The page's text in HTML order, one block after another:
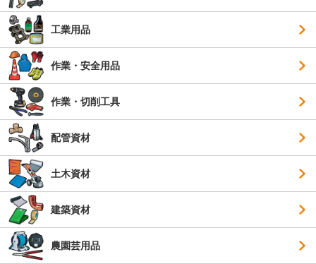
工業用品
作業・安全用品
作業・切削工具
配管資材
土木資材
建築資材
農園芸用品